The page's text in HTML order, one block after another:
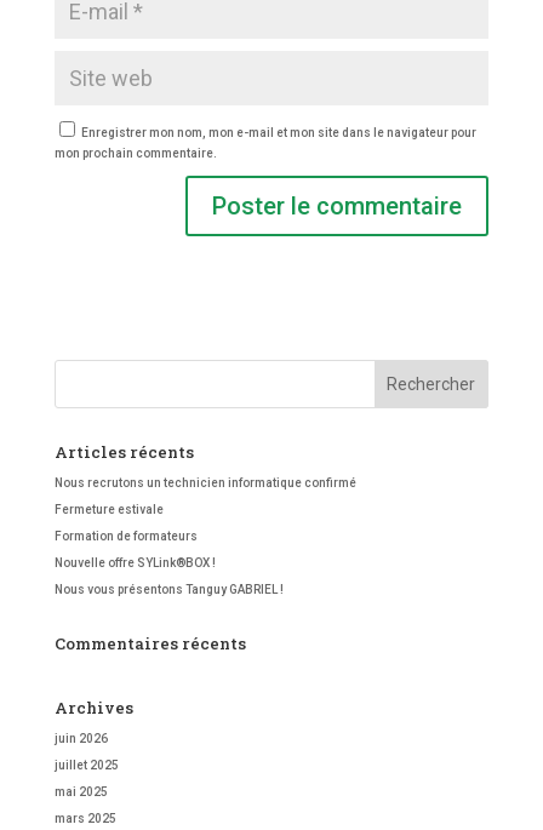
Enregistrer mon nom, mon e-mail et mon site dans le navigateur pour
mon prochain commentaire.
Articles récents
Nous recrutons un technicien informatique confirmé
Fermeture estivale
Formation de formateurs
Nouvelle offre SYLink®BOX !
Nous vous présentons Tanguy GABRIEL !
Commentaires récents
Archives
juin 2026
juillet 2025
mai 2025
mars 2025